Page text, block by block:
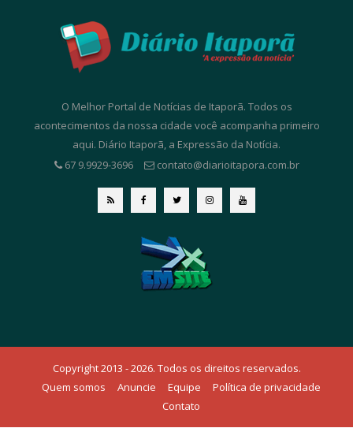
O Melhor Portal de Notícias de Itaporã. Todos os
acontecimentos da nossa cidade você acompanha primeiro
aqui. Diário Itaporã, a Expressão da Notícia.
67 9.9929-3696
contato@diarioitapora.com.br
Copyright 2013 - 2026. Todos os direitos reservados.
Quem somos
Anuncie Equipe
Política de privacidade
Contato